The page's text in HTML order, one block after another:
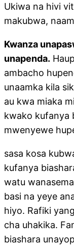
Ukiwa na hivi
makubwa,
Kwanza
unapenda.
ambacho
unaamka kila
au kwa miaka
kwako kufanya
mwenyewe
sasa kosa
kufanya
watu
basi na yeye
hiyo. Rafiki
cha uhakika.
biashara